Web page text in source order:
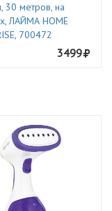
30 метров, на
ЛАЙМА HOME
700472
3499